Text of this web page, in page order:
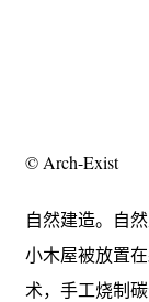
© Arch-Exist
自然建造。自
小木屋被放置
术，手工烧制